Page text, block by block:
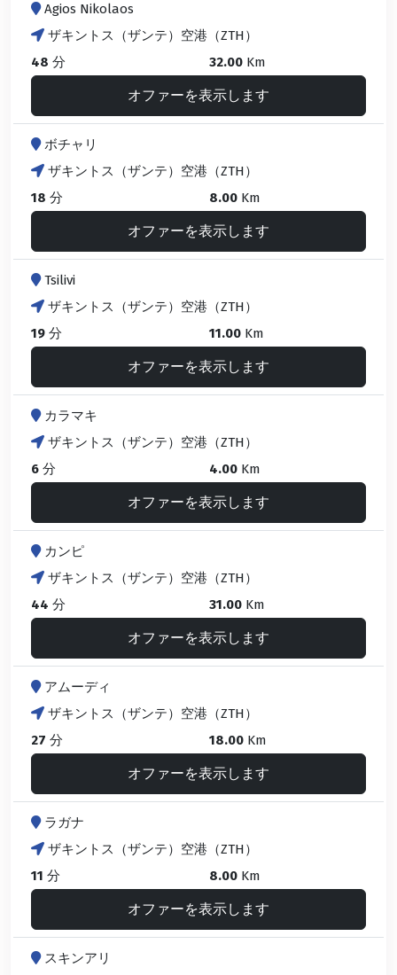
Agios Nikolaos
ザキントス（ザンテ）空港（ZTH）
48 分 32.00 Km
オファーを表示します
ボチャリ
ザキントス（ザンテ）空港（ZTH）
18 分 8.00 Km
オファーを表示します
Tsilivi
ザキントス（ザンテ）空港（ZTH）
19 分 11.00 Km
オファーを表示します
カラマキ
ザキントス（ザンテ）空港（ZTH）
6 分 4.00 Km
オファーを表示します
カンピ
ザキントス（ザンテ）空港（ZTH）
44 分 31.00 Km
オファーを表示します
アムーディ
ザキントス（ザンテ）空港（ZTH）
27 分 18.00 Km
オファーを表示します
ラガナ
ザキントス（ザンテ）空港（ZTH）
11 分 8.00 Km
オファーを表示します
スキンアリ